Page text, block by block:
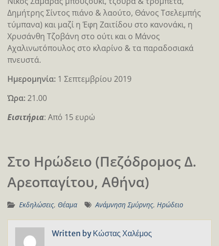
Δημήτρης Σίντος πιάνο & λαούτο, Θάνος Τσελεμπής
τύμπανα) και μαζί η Έφη Ζαιτίδου στο κανονάκι, η
Χρυσάνθη Τζοβάνη στο ούτι και ο Μάνος
Αχαλινωτόπουλος στο κλαρίνο & τα παραδοσιακά
πνευστά.
Ημερομηνία: 1 Σεπτεμβρίου 2019
Ώρα:21.00
Eισιτήρια: Από 15 ευρώ
Στο Ηρώδειο (Πεζόδρομος Δ.
Αρεοπαγίτου, Αθήνα)
Εκδηλώσεις, Θέαμα Ανάμνηση Σμύρνης, Ηρώδειο
Written by Κώστας Χαλέμος